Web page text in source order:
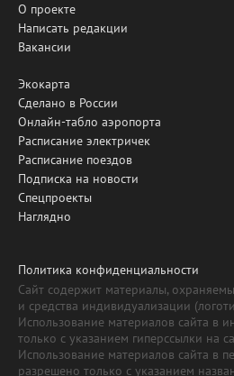
О проекте
Написать редакции
Вакансии
Экокарта
Сделано в России
Онлайн-табло аэропорта
Расписание электричек
Расписание поездов
Подписка на новости
Спецпроекты
Наглядно
Политика конфиденциальности
Сайт содержит материалы,
и средства индивидуализации
Использование материалов сайта в
только с указанием гиперссылки на
Использование материалов сайта в
разрешено только с указанием